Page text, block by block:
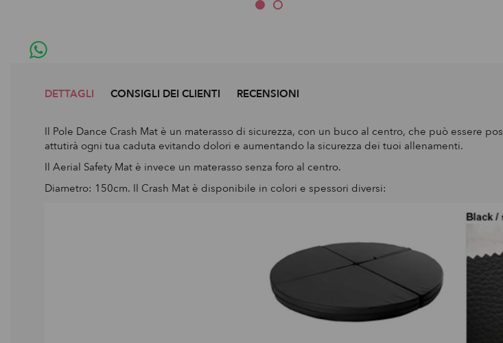
DETTAGLI CONSIGLI DEI CLIENTI RECENSIONI
Il Pole Dance Crash Mat è un materasso di sicurezza, con un buco al centro, che può essere
attutirà ogni tua caduta evitando dolori e aumentando la sicurezza dei tuoi allenamenti.
Il Aerial Safety Mat è invece un materasso senza foro al centro.
Diametro: 150cm. Il Crash Mat è disponibile in colori e spessori diversi: